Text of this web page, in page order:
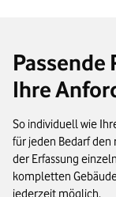
Ihre
So individuell wie
für jeden Bedarf
der Erfassung
kompletten
jederzeit möglich.